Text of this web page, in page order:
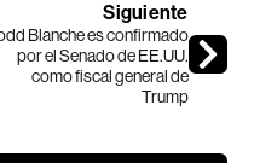
Siguiente
Blanche es confirmado
por el Senado de EE.UU.
como fiscal general de
Trump